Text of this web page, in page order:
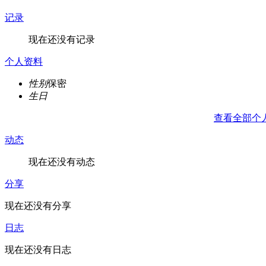
记录
现在还没有记录
个人资料
性别保密
生日
查看全部个
动态
现在还没有动态
分享
现在还没有分享
日志
现在还没有日志